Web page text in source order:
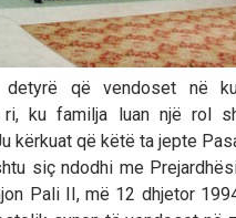
që vendoset në
ku familja luan një rol
kërkuat që këtë ta jepte
siç ndodhi me
Pali II, më 12 dhjetor